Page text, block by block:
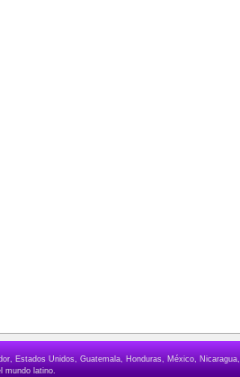
Estados Unidos, Guatemala, Honduras, México, Nicaragua,
mundo latino.